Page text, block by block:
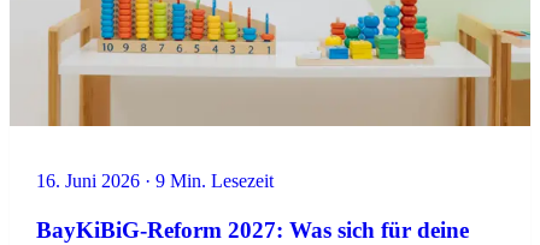
16. Juni 2026 · 9 Min. Lesezeit
BayKiBiG-Reform 2027: Was sich für deine